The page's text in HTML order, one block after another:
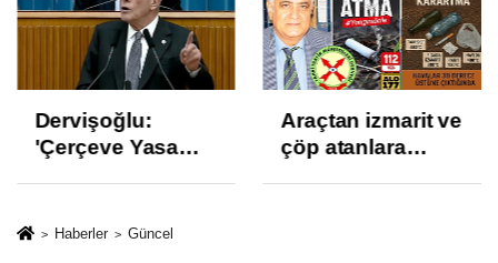
Dervişoğlu:
'Çerçeve Yasa
ve İhanet
Araçtan izmarit ve
çöp atanlara
Haberler Güncel